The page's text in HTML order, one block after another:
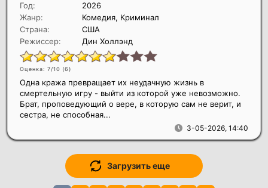
Год:
2026
Жанр:
Комедия, Криминал
Страна:
США
Режиссер:
Дин Холлэнд
Оценка: 7/10 (6)
3-05-2026, 14:40
Одна кража превращает их неудачную жизнь в
смертельную игру - выйти из которой уже невозможно.
Брат, проповедующий о вере, в которую сам не верит, и
сестра, не способная...
Загрузить еще